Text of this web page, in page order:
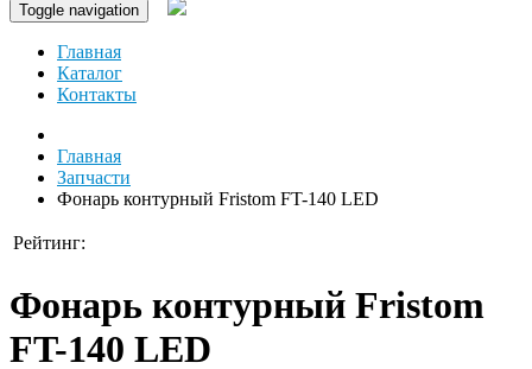
Toggle navigation
Главная
Каталог
Контакты
Главная
Запчасти
Фонарь контурный Fristom FT-140 LED
Рейтинг:
Фонарь контурный Fristom
FT-140 LED